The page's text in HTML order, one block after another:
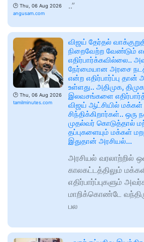
🕑 Thu, 06 Aug 2026
angusam.com
..”
🕑 Thu, 06 Aug 2026
tamilminutes.com
விஜய் தேர்தல்
நிறைவேற்ற வேண்டும்
எதிர்பார்க்கவில்லை..
நேர்மையான அரசை
என்ற எதிர்பார்ப்பு
உள்ளது.. அதிமுக,
இலவசங்களை
விஜய் ஆட்சியில் மக்கள்
சிந்திக்கிறார்கள்.. ஒரு
முதல்வர் கொடுத்தால்
தப்புகளையும் மக்கள்
இதுதான் அரசியல்…
அரசியல் வரலாற்றில்
காலகட்டத்திலும்
எதிர்பார்ப்புகளும்
மாறிக்கொண்டே
பல